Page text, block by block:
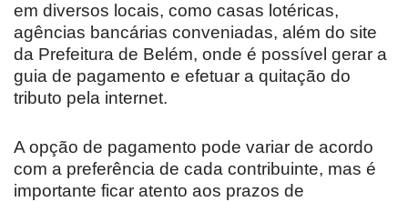
em diversos locais, como casas lotéricas,
agências bancárias conveniadas, além do site
da Prefeitura de Belém, onde é possível gerar a
guia de pagamento e efetuar a quitação do
tributo pela internet.
A opção de pagamento pode variar de acordo
com a preferência de cada contribuinte, mas é
importante ficar atento aos prazos de